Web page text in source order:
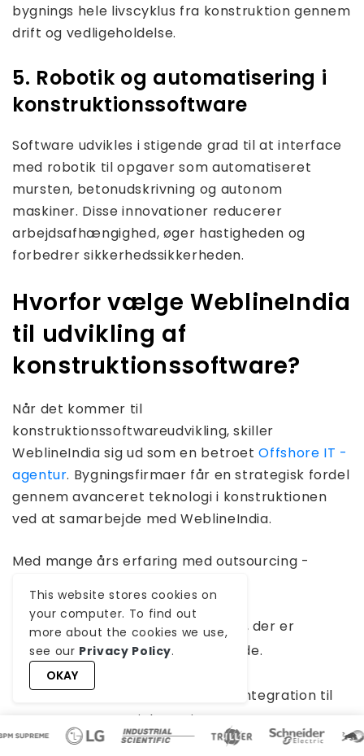
bygnings hele livscyklus fra konstruktion gennem
drift og vedligeholdelse.
5. Robotik og automatisering i
konstruktionssoftware
Software udvikles i stigende grad til at interface
med robotik til opgaver som automatiseret
mursten, betonudskrivning og autonom
maskiner. Disse innovationer reducerer
arbejdsafhængighed, øger hastigheden og
forbedrer sikkerhedssikkerheden.
Hvorfor vælge WeblineIndia
til udvikling af
konstruktionssoftware?
Når det kommer til
konstruktionssoftwareudvikling, skiller
WeblineIndia sig ud som en betroetOffshore IT -
agentur. Bygningsfirmaer får en strategisk fordel
gennem avanceret teknologi i konstruktionen
ved at samarbejde med WeblineIndia.
Med mange års erfaring med outsourcing -
Tilpassede digitale værktøjer, der er
skræddersyet til byggearbejde.
Ekspertise i AI, IoT og Cloud-integration til
smartere projektstyring.
This website stores cookies on
your computer. To find out
more about the cookies we use,
see our Privacy Policy.
OKAY